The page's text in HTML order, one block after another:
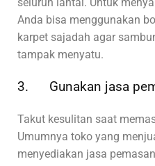
Anda bisa menggunakan
karpet sajadah agar
tampak menyatu.
3. Gunakan jasa
Takut kesulitan saat
Umumnya toko yang
menyediakan jasa